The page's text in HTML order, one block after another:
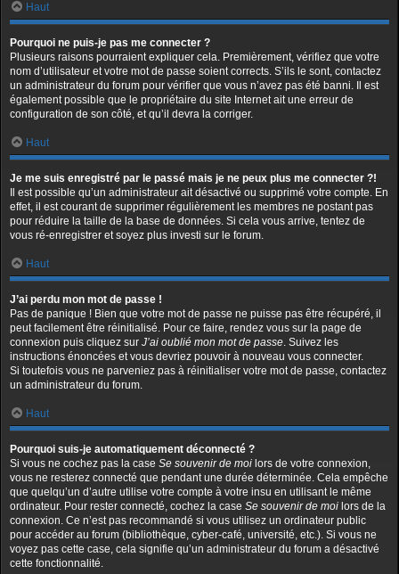
Haut
Pourquoi ne puis-je pas me connecter ?
Plusieurs raisons pourraient expliquer cela. Premièrement, vérifiez que votre
nom d’utilisateur et votre mot de passe soient corrects. S’ils le sont, contactez
un administrateur du forum pour vérifier que vous n’avez pas été banni. Il est
également possible que le propriétaire du site Internet ait une erreur de
configuration de son côté, et qu’il devra la corriger.
Haut
Je me suis enregistré par le passé mais je ne peux plus me connecter ?!
Il est possible qu’un administrateur ait désactivé ou supprimé votre compte. En
effet, il est courant de supprimer régulièrement les membres ne postant pas
pour réduire la taille de la base de données. Si cela vous arrive, tentez de
vous ré-enregistrer et soyez plus investi sur le forum.
Haut
J’ai perdu mon mot de passe !
Pas de panique ! Bien que votre mot de passe ne puisse pas être récupéré, il
peut facilement être réinitialisé. Pour ce faire, rendez vous sur la page de
connexion puis cliquez sur J’ai oublié mon mot de passe. Suivez les
instructions énoncées et vous devriez pouvoir à nouveau vous connecter.
Si toutefois vous ne parveniez pas à réinitialiser votre mot de passe, contactez
un administrateur du forum.
Haut
Pourquoi suis-je automatiquement déconnecté ?
Si vous ne cochez pas la case Se souvenir de moi lors de votre connexion,
vous ne resterez connecté que pendant une durée déterminée. Cela empêche
que quelqu’un d’autre utilise votre compte à votre insu en utilisant le même
ordinateur. Pour rester connecté, cochez la case Se souvenir de moi lors de la
connexion. Ce n’est pas recommandé si vous utilisez un ordinateur public
pour accéder au forum (bibliothèque, cyber-café, université, etc.). Si vous ne
voyez pas cette case, cela signifie qu’un administrateur du forum a désactivé
cette fonctionnalité.